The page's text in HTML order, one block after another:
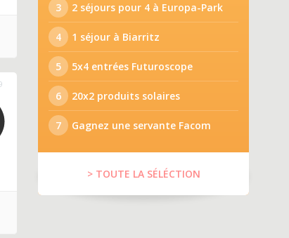
3 2 séjours pour 4 à Europa-Park
4 1 séjour à Biarritz
5 5x4 entrées Futuroscope
6 20x2 produits solaires
7 Gagnez une servante Facom
> TOUTE LA SÉLÉCTION